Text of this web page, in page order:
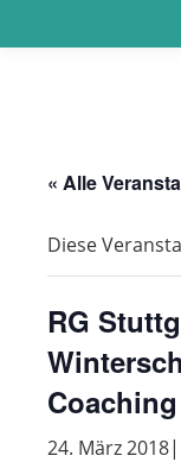
« Alle
Diese
RG
Coaching
24. März